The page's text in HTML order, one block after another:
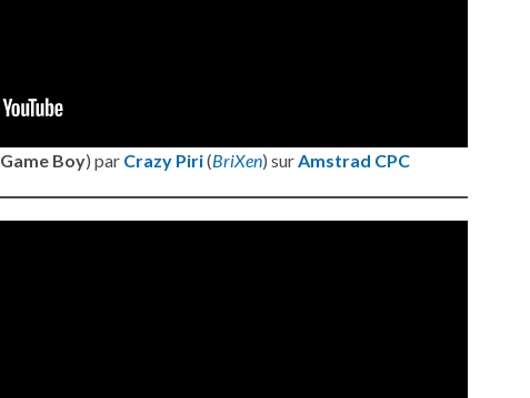
Game Boy) par Crazy Piri(BriXen) sur Amstrad CPC